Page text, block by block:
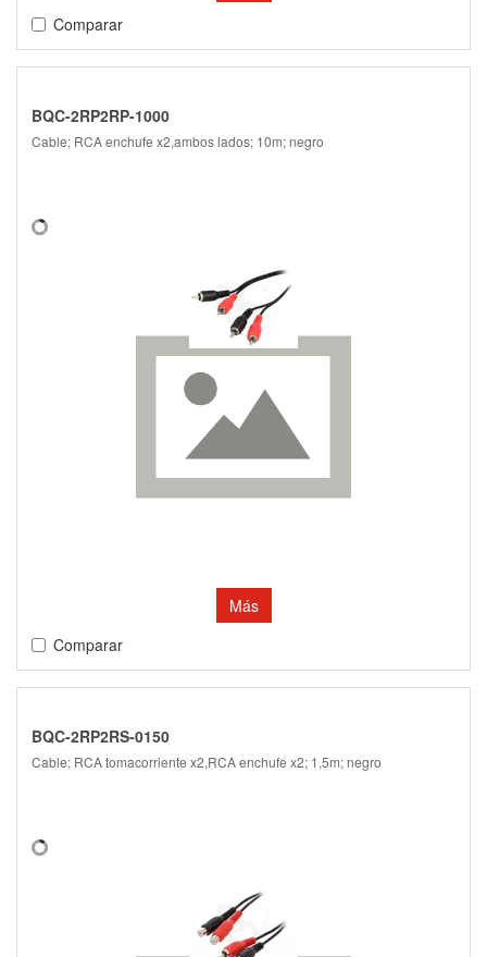
Comparar
BQC-2RP2RP-1000
Cable; RCA enchufe x2,ambos lados; 10m; negro
Más
Comparar
BQC-2RP2RS-0150
Cable; RCA tomacorriente x2,RCA enchufe x2; 1,5m; negro